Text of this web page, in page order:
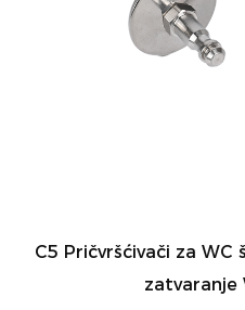
C5 Pričvršćivači za WC
zatvaranje